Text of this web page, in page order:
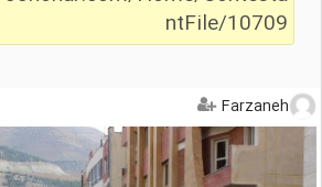
ntFile/10709
Farzaneh